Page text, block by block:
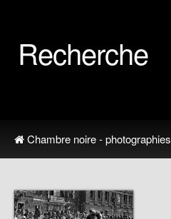
Recherche
Chambre noire - photographies